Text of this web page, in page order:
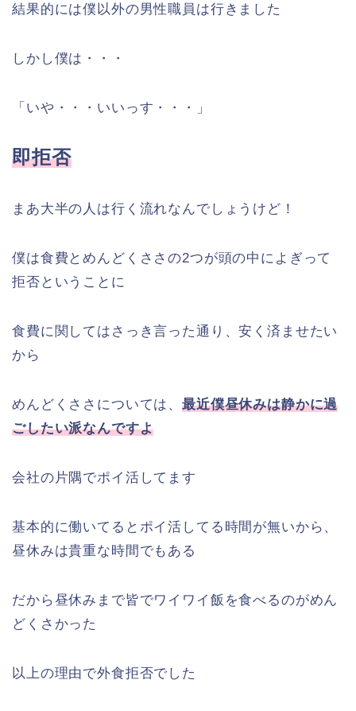
結果的には僕以外の男性職員は行きました
しかし僕は・・・
「いや・・・いいっす・・・」
即拒否
まあ大半の人は行く流れなんでしょうけど！
僕は食費とめんどくささの2つが頭の中によぎって
拒否ということに
食費に関してはさっき言った通り、安く済ませたい
から
めんどくささについては、最近僕昼休みは静かに過
ごしたい派なんですよ
会社の片隅でポイ活してます
基本的に働いてるとポイ活してる時間が無いから、
昼休みは貴重な時間でもある
だから昼休みまで皆でワイワイ飯を食べるのがめん
どくさかった
以上の理由で外食拒否でした